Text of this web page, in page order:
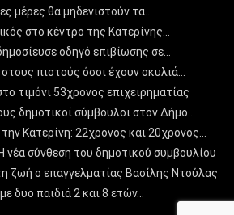
μέρες θα μηδενιστούν τα…
στο κέντρο της Κατερίνης…
οδηγό επιβίωσης σε…
στους πιστούς όσοι έχουν σκυλιά…
τιμόνι 53χρονος επιχειρηματίας
δημοτικοί σύμβουλοι στον Δήμο…
Κατερίνη: 22χρονος και 20χρονος…
νέα σύνθεση του δημοτικού συμβουλίου
ζωή ο επαγγελματίας Βασίλης Ντούλας
δυο παιδιά 2 και 8 ετών…